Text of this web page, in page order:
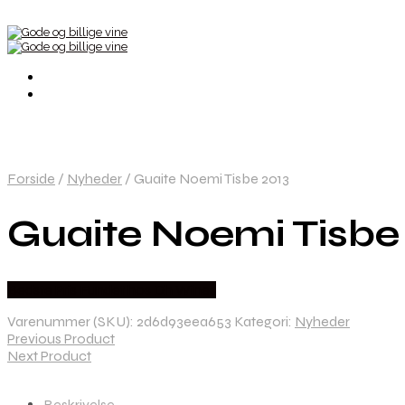
Forside / Nyheder / Guaite Noemi Tisbe 2013
Guaite Noemi Tisbe
Varenummer (SKU): 2d6d93eea653 Kategori: Nyheder
Previous Product
Next Product